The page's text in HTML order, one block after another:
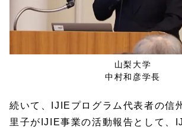
山梨大学
中村和彦学長
続いて、IJIEプログラム代表者の信
里子がIJIE事業の活動報告として、